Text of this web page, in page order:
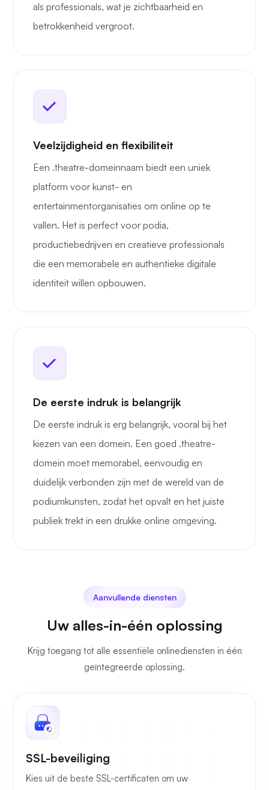
als professionals, wat je zichtbaarheid en
betrokkenheid vergroot.
Veelzijdigheid en flexibiliteit
Een .theatre-domeinnaam biedt een uniek
platform voor kunst- en
entertainmentorganisaties om online op te
vallen. Het is perfect voor podia,
productiebedrijven en creatieve professionals
die een memorabele en authentieke digitale
identiteit willen opbouwen.
De eerste indruk is belangrijk
De eerste indruk is erg belangrijk, vooral bij het
kiezen van een domein. Een goed .theatre-
domein moet memorabel, eenvoudig en
duidelijk verbonden zijn met de wereld van de
podiumkunsten, zodat het opvalt en het juiste
publiek trekt in een drukke online omgeving.
Aanvullende diensten
Uw alles-in-één oplossing
Krijg toegang tot alle essentiële onlinediensten in één
geïntegreerde oplossing.
SSL-beveiliging
Kies uit de beste SSL-certificaten om uw